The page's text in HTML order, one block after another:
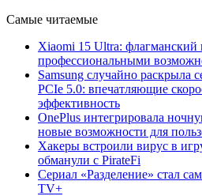
Самые читаемые
Xiaomi 15 Ultra: флагманский
профессиональными
Samsung случайно раскрыла
PCIe 5.0: впечатляющие
эффективность
OnePlus интегрировала
новые возможности для
Хакеры встроили вирус в
обманули с PirateFi
Сериал «Разделение» стал
TV+